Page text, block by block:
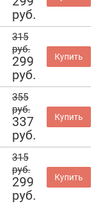
руб.
315
руб.
299
руб.
Купить
355
руб.
337
руб.
Купить
315
руб.
299
руб.
Купить